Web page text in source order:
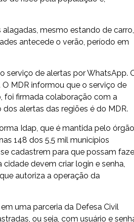
mesmo estando de carro,
antecede o verão, período em
serviço de alertas por WhatsApp.
MDR informou que o serviço de
foi firmada colaboração com a
alertas das regiões é do MDR.
Idap, que é mantida pelo órgão
148 dos 5,5 mil municípios
cadastrem para que possam
devem criar login e senha,
autoriza a operação da
uma parceria da Defesa Civil
ou seja, com usuário e